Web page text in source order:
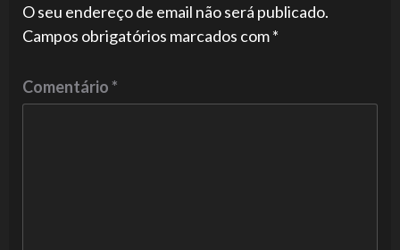
O seu endereço de email não será publicado.
Campos obrigatórios marcados com*
Comentário*